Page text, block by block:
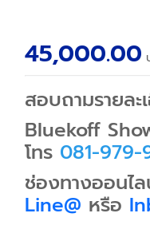
45,000.00
สอบถามรายละ
Bluekoff
โทร 081-979-
ช่องทางออนไ
Line@ หรือ